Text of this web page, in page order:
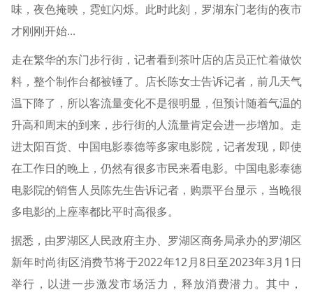
味，夜色掩映，霓虹闪烁。此时此刻，罗湖东门老街的夜市
才刚刚开始...
走在繁华的东门步行街，记者看到茶叶店的店员正忙着做饮
料，整个制作台都被锤了。店长陈女士告诉记者，前几天气
温下降了，所以客流量变化不是很明显，但预计随着气温的
升高和周末的到来，步行街的人流量肯定会进一步增加。走
进太阳百货、中国电影泰德等多家电影院，记者发现，即使
在工作日的晚上，仍然有很多市民来看电影。中国电影泰德
电影院的销售人员陈先生告诉记者，购票平台显示，当晚很
多电影的上座率都比平时高很多。
据悉，由罗湖区人民政府主办、罗湖区商务局承办的罗湖区
新年时尚街区消费节将于2022年12月8日至2023年3月1日
举行，以进一步激发市场活力，释放消费潜力。其中，